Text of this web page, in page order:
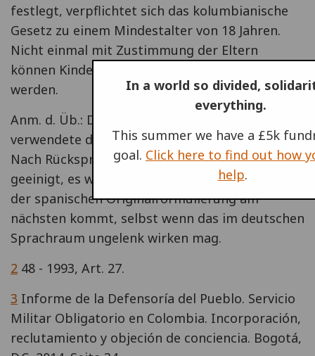
festlegt, verpflichtet sich das kolumbianische
Gesetz zu einem Mindestalter von 18 Jahren.
Nicht einmal mit Zustimmung der Eltern
können Kinder unter 16 Jahren rekrutiert
werden.
Anm. d. Üb.: Die Originalfassung des Artikels
verwendete den Begriff „declare one's situation“.
Nach Rücksprache wurde sich hier darauf
geeinigt, es wortgleich zu übersetzen, da dies
der spanischen Originalformulierung am
nächsten kommt, selbst wenn das im deutschen
Sprachraum ungelenk wirken mag.
2 48 - 1993, Art. 27.
3 Informe de la Defensoría del Pueblo. Servicio
Militar Obligatorio en Colombia. Incorporación,
reclutamiento y objeción de conciencia. Bogotá,
In a world so divided,
everything.
This summer we have a £5k
goal. Click here to find out how
help.